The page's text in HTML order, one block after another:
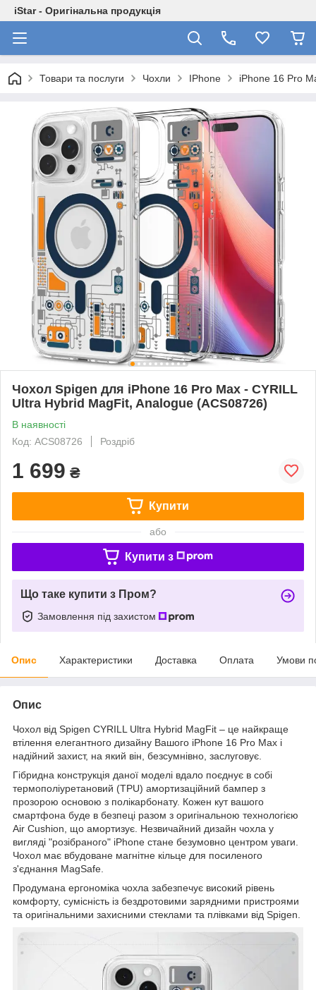
iStar - Оригінальна продукція
Товари та послуги Чохли IPhone iPhone 16 Pro
Чохол Spigen для iPhone 16 Pro Max - CYRILL
Ultra Hybrid MagFit, Analogue (‎ACS08726)
В наявності
Код: ACS08726
Роздріб
1 699 ₴
Купити
або
Купити з
Що таке купити з Пром?
Замовлення під захистом
Опис Характеристики Доставка Оплата Умови
Опис
Чохол від Spigen CYRILL Ultra Hybrid MagFit – це найкраще
втілення елегантного дизайну Вашого iPhone 16 Pro Max і
надійний захист, на який він, безсумнівно, заслуговує.
Гібридна конструкція даної моделі вдало поєднує в собі
термополіуретановий (TPU) амортизаційний бампер з
прозорою основою з полікарбонату. Кожен кут вашого
смартфона буде в безпеці разом з оригінальною технологією
Air Cushion, що амортизує. Незвичайний дизайн чохла у
вигляді "розібраного" iPhone стане безумовно центром уваги.
Чохол має вбудоване магнітне кільце для посиленого
з'єднання MagSafe.
Продумана ергономіка чохла забезпечує високий рівень
комфорту, сумісність із бездротовими зарядними пристроями
та оригінальними захисними стеклами та плівками від Spigen.